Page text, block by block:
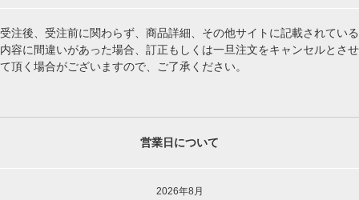
受注後、受注前に関わらず、商品詳細、その他サイトに記載されている
内容に間違いがあった場合、訂正もしくは一旦注文をキャンセルとさせ
て頂く場合がございますので、ご了承ください。
営業日について
2026年8月